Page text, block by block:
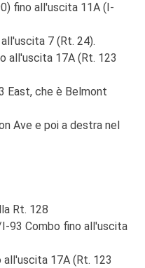
fino all'uscita 11A (I-
7 (Rt. 24).
all'uscita 17A (Rt. 123
East, che è Belmont
Ave e poi a destra nel
Rt. 128
93 Combo fino all'uscita
all'uscita 17A (Rt. 123